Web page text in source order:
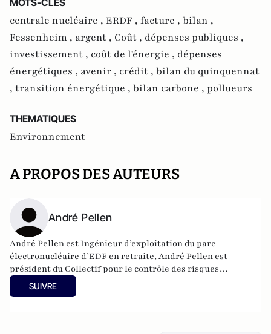
MOTS-CLES
centrale nucléaire , ERDF , facture , bilan ,
Fessenheim , argent , Coût , dépenses publiques ,
investissement , coût de l'énergie , dépenses
énergétiques , avenir , crédit , bilan du quinquennat
, transition énergétique , bilan carbone , pollueurs
THEMATIQUES
Environnement
A PROPOS DES AUTEURS
André Pellen
André Pellen est Ingénieur d’exploitation du parc
électronucléaire d’EDF en retraite, André Pellen est
président du Collectif pour le contrôle des risques
radioactifs (CCRR) et membre de Science-Technologies-
Actions (STA), groupe d'action pour la promotion des
SUIVRE